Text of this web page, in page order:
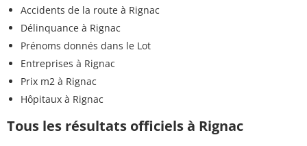
Accidents de la route à Rignac
Délinquance à Rignac
Prénoms donnés dans le Lot
Entreprises à Rignac
Prix m2 à Rignac
Hôpitaux à Rignac
Tous les résultats officiels à Rignac